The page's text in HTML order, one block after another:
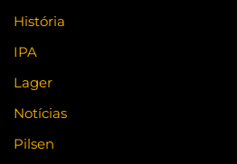
História
IPA
Lager
Notícias
Pilsen